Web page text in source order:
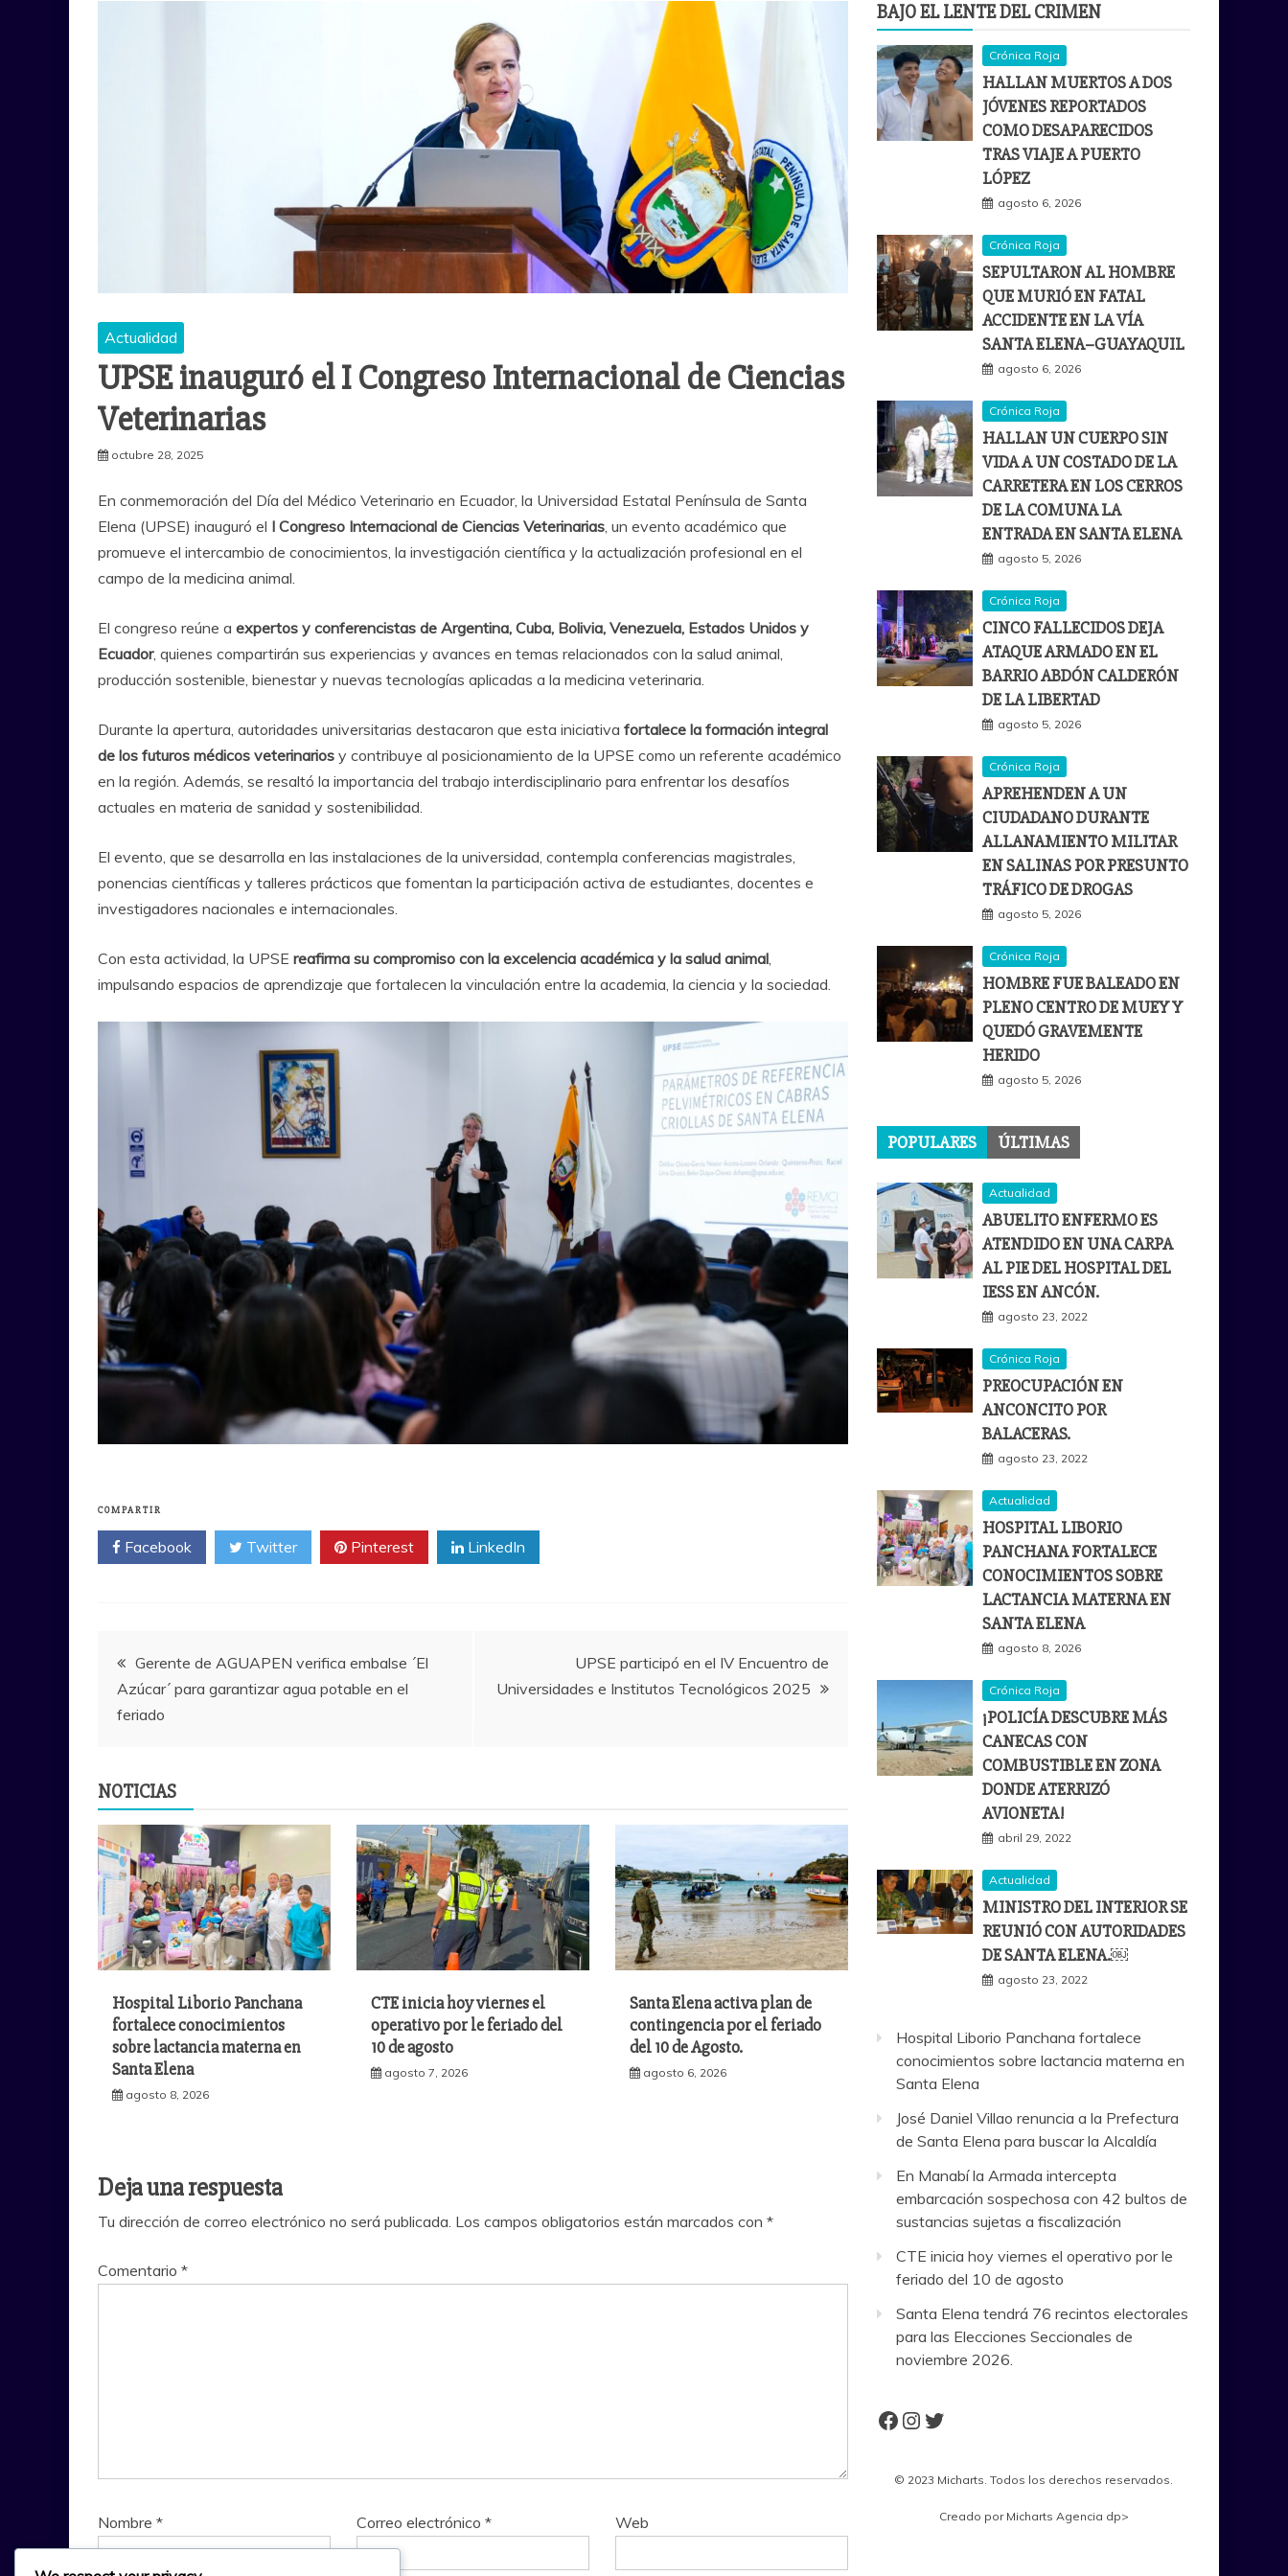
Actualidad
UPSE inauguró el I Congreso Internacional de Ciencias
Veterinarias
octubre 28, 2025
En conmemoración del Día del Médico Veterinario en Ecuador, la Universidad Estatal Península de Santa
Elena (UPSE) inauguró el I Congreso Internacional de Ciencias Veterinarias, un evento académico que
promueve el intercambio de conocimientos, la investigación científica y la actualización profesional en el
campo de la medicina animal.
El congreso reúne a expertos y conferencistas de Argentina, Cuba, Bolivia, Venezuela, Estados Unidos y
Ecuador, quienes compartirán sus experiencias y avances en temas relacionados con la salud animal,
producción sostenible, bienestar y nuevas tecnologías aplicadas a la medicina veterinaria.
Durante la apertura, autoridades universitarias destacaron que esta iniciativa fortalece la formación integral
de los futuros médicos veterinarios y contribuye al posicionamiento de la UPSE como un referente académico
en la región. Además, se resaltó la importancia del trabajo interdisciplinario para enfrentar los desafíos
actuales en materia de sanidad y sostenibilidad.
El evento, que se desarrolla en las instalaciones de la universidad, contempla conferencias magistrales,
ponencias científicas y talleres prácticos que fomentan la participación activa de estudiantes, docentes e
investigadores nacionales e internacionales.
Con esta actividad, la UPSE reafirma su compromiso con la excelencia académica y la salud animal,
impulsando espacios de aprendizaje que fortalecen la vinculación entre la academia, la ciencia y la sociedad.
COMPARTIR
Facebook Twitter Pinterest LinkedIn
Navegación
de
Gerente de AGUAPEN verifica embalse ´El
Azúcar´ para garantizar agua potable en el
feriado
UPSE participó en el IV Encuentro de
Universidades e Institutos Tecnológicos 2025
NOTICIAS
Hospital Liborio Panchana
fortalece conocimientos
sobre lactancia materna en
Santa Elena
agosto 8, 2026
CTE inicia hoy viernes el
operativo por le feriado del
10 de agosto
agosto 7, 2026
Santa Elena activa plan de
contingencia por el feriado
del 10 de Agosto.
agosto 6, 2026
Deja una respuesta
Tu dirección de correo electrónico no será publicada. Los campos obligatorios están marcados con *
Comentario *
Nombre * Correo electrónico* Web
BAJO EL LENTE DEL CRIMEN
Crónica Roja
HALLAN MUERTOS A DOS
JÓVENES REPORTADOS
COMO DESAPARECIDOS
TRAS VIAJE A PUERTO
LÓPEZ
agosto 6, 2026
Crónica Roja
SEPULTARON AL HOMBRE
QUE MURIÓ EN FATAL
ACCIDENTE EN LA VÍA
SANTA ELENA–GUAYAQUIL
agosto 6, 2026
Crónica Roja
HALLAN UN CUERPO SIN
VIDA A UN COSTADO DE LA
CARRETERA EN LOS CERROS
DE LA COMUNA LA
ENTRADA EN SANTA ELENA
agosto 5, 2026
Crónica Roja
CINCO FALLECIDOS DEJA
ATAQUE ARMADO EN EL
BARRIO ABDÓN CALDERÓN
DE LA LIBERTAD
agosto 5, 2026
Crónica Roja
APREHENDEN A UN
CIUDADANO DURANTE
ALLANAMIENTO MILITAR
EN SALINAS POR PRESUNTO
TRÁFICO DE DROGAS
agosto 5, 2026
Crónica Roja
HOMBRE FUE BALEADO EN
PLENO CENTRO DE MUEY Y
QUEDÓ GRAVEMENTE
HERIDO
agosto 5, 2026
POPULARES ÚLTIMAS
Actualidad
ABUELITO ENFERMO ES
ATENDIDO EN UNA CARPA
AL PIE DEL HOSPITAL DEL
IESS EN ANCÓN.
agosto 23, 2022
Crónica Roja
PREOCUPACIÓN EN
ANCONCITO POR
BALACERAS.
agosto 23, 2022
Actualidad
HOSPITAL LIBORIO
PANCHANA FORTALECE
CONOCIMIENTOS SOBRE
LACTANCIA MATERNA EN
SANTA ELENA
agosto 8, 2026
Crónica Roja
¡POLICÍA DESCUBRE MÁS
CANECAS CON
COMBUSTIBLE EN ZONA
DONDE ATERRIZÓ
AVIONETA!
abril 29, 2022
Actualidad
MINISTRO DEL INTERIOR SE
REUNIÓ CON AUTORIDADES
DE SANTA ELENA.￼
agosto 23, 2022
Hospital Liborio Panchana fortalece
conocimientos sobre lactancia materna en
Santa Elena
José Daniel Villao renuncia a la Prefectura
de Santa Elena para buscar la Alcaldía
En Manabí la Armada intercepta
embarcación sospechosa con 42 bultos de
sustancias sujetas a fiscalización
CTE inicia hoy viernes el operativo por le
feriado del 10 de agosto
Santa Elena tendrá 76 recintos electorales
para las Elecciones Seccionales de
noviembre 2026.
Facebook
Instagram
Twitter
© 2023 Micharts. Todos los derechos reservados.
Creado por Micharts Agencia dp>